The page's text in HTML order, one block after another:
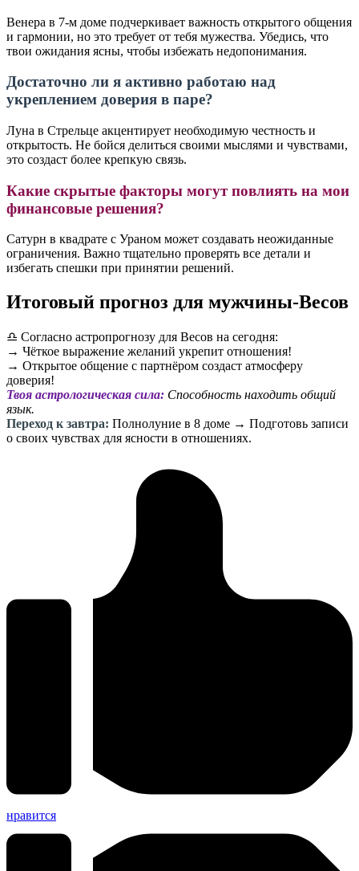
Венера в 7-м доме подчеркивает важность открытого общения
и гармонии, но это требует от тебя мужества. Убедись, что
твои ожидания ясны, чтобы избежать недопонимания.
Достаточно ли я активно работаю над
укреплением доверия в паре?
Луна в Стрельце акцентирует необходимую честность и
открытость. Не бойся делиться своими мыслями и чувствами,
это создаст более крепкую связь.
Какие скрытые факторы могут повлиять на мои
финансовые решения?
Сатурн в квадрате с Ураном может создавать неожиданные
ограничения. Важно тщательно проверять все детали и
избегать спешки при принятии решений.
Итоговый прогноз для мужчины-Весов
♎️ Согласно астропрогнозу для Весов на сегодня:
→ Чёткое выражение желаний укрепит отношения!
→ Открытое общение с партнёром создаст атмосферу
доверия!
Твоя астрологическая сила: Способность находить общий
язык.
Переход к завтра: Полнолуние в 8 доме → Подготовь записи
о своих чувствах для ясности в отношениях.
нравится